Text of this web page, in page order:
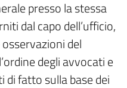
presso la stessa
dal capo dell’ufficio,
del
degli avvocati e
di fatto sulla base dei